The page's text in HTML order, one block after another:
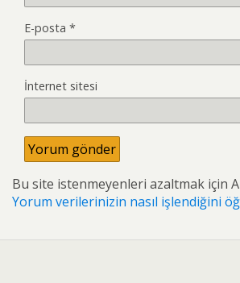
E-posta *
İnternet sitesi
Bu site istenmeyenleri azaltmak için
Yorum verilerinizin nasıl işlendiğini